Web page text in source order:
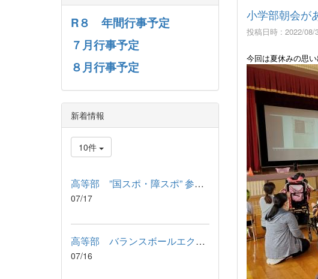
小学部朝会が
投稿日時 : 2022/08/
今回は夏休みの思い
R８ 年間行事予定
７月行事予定
８月行事予定
新着情報
10件
高等部 ”国スポ・障スポ” 参加記念品 引渡式
07/17
高等部 バランスボールエクササイズ
07/16